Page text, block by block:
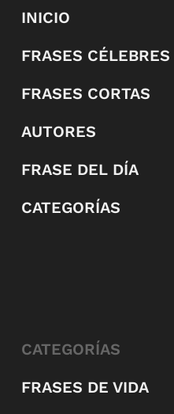
INICIO
FRASES CÉLEBRES
FRASES CORTAS
AUTORES
FRASE DEL DÍA
CATEGORÍAS
CATEGORÍAS
FRASES DE VIDA